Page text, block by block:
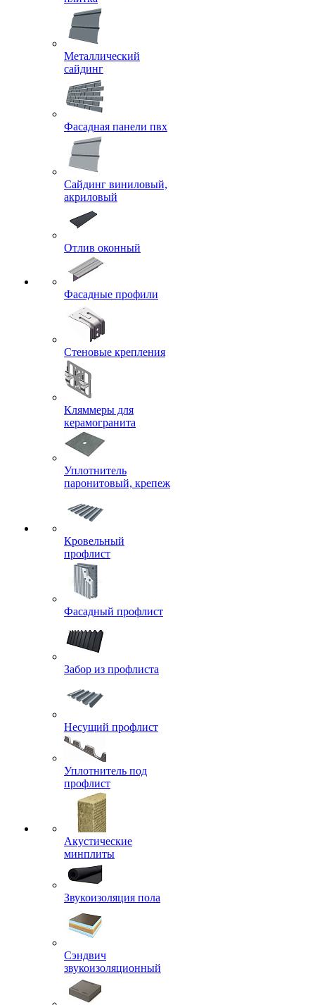
Металлический
сайдинг
Фасадная панели пвх
Сайдинг виниловый,
акриловый
Отлив оконный
Фасадные профили
Стеновые крепления
Кляммеры для
керамогранита
Уплотнитель
паронитовый, крепеж
Кровельный
профлист
Фасадный профлист
Забор из профлиста
Несущий профлист
Уплотнитель под
профлист
Акустические
минплиты
Звукоизоляция пола
Сэндвич
звукоизоляционный